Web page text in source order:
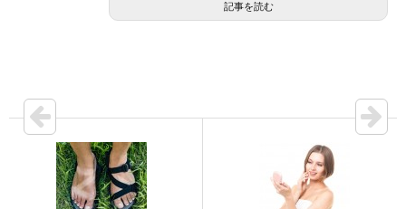
記事を読む